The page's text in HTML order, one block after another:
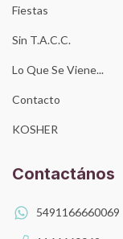
Fiestas
Sin T.A.C.C.
Lo Que Se Viene...
Contacto
KOSHER
Contactános
5491166660069